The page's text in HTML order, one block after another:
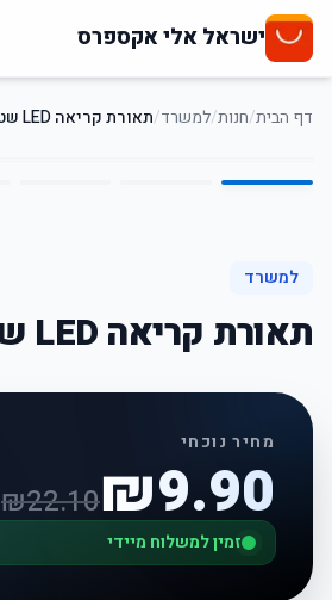
ישראל אלי אקספרס
דף הבית/חנות/למשרד/תאורת קריאה LED שטוחה
1
/
5
למשרד
תאורת קריאה LED שטוחה
מחיר נוכחי
₪9.90
₪22.10
זמין למשלוח מיידי